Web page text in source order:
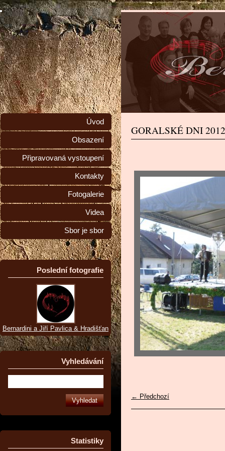
GORALSKÉ DNI 2012
← Předchozí
Úvod
Obsazení
Připravovaná vystoupení
Kontakty
Fotogalerie
Videa
Sbor je sbor
Poslední fotografie
Bernardini a Jiří Pavlica & Hradišťan
Vyhledávání
Statistiky